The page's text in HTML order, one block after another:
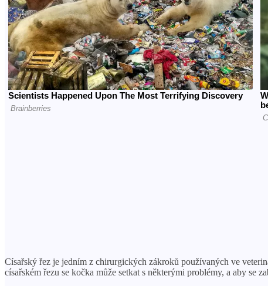
Císařský řez je jedním z chirurgických zákroků používaných ve
císařském řezu se kočka může setkat s některými problémy, a aby se